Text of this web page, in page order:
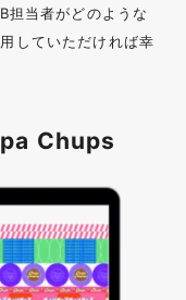
担当者がどのような
していただければ幸
Chups